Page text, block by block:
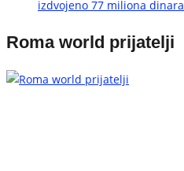
izdvojeno 77 miliona dinara
Roma world prijatelji